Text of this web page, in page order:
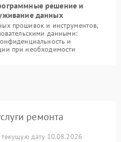
решение и
данных
прошивок и инструментов,
данными:
и
при необходимости
ремонта
дату 10.08.2026